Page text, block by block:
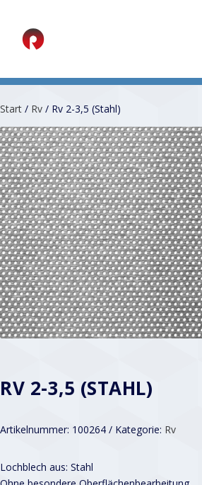
Start / Rv / Rv 2-3,5 (Stahl)
RV 2-3,5 (STAHL)
Artikelnummer: 100264 Kategorie: Rv
Lochblech aus: Stahl